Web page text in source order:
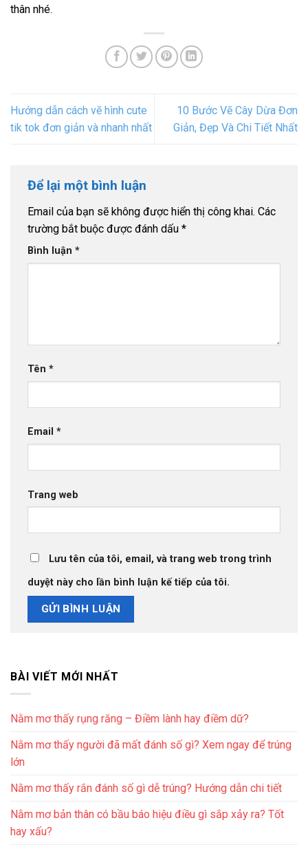
thân nhé.
Hướng dẫn cách vẽ hình cute
tik tok đơn giản và nhanh nhất
10 Bước Vẽ Cây Dừa Đơn
Giản, Đẹp Và Chi Tiết Nhất
Để lại một bình luận
Email của bạn sẽ không được hiển thị công khai. Các
trường bắt buộc được đánh dấu *
Bình luận *
Tên *
Email *
Trang web
Lưu tên của tôi, email, và trang web trong trình
duyệt này cho lần bình luận kế tiếp của tôi.
BÀI VIẾT MỚI NHẤT
Nằm mơ thấy rụng răng – Điềm lành hay điềm dữ?
Nằm mơ thấy người đã mất đánh số gì? Xem ngay để trúng
lớn
Nằm mơ thấy rắn đánh số gì dễ trúng? Hướng dẫn chi tiết
Nằm mơ bản thân có bầu báo hiệu điều gì sắp xảy ra? Tốt
hay xấu?